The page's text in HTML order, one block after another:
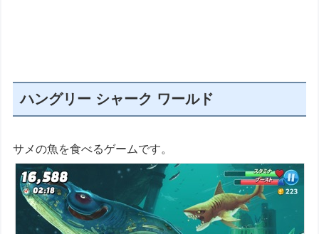
ハングリー シャーク ワールド
サメの魚を食べるゲームです。